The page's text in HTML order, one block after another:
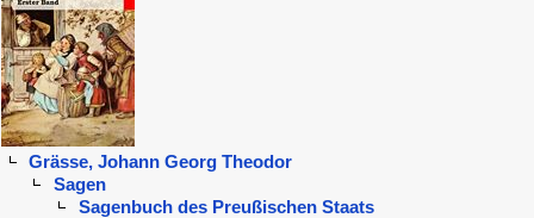
Grässe, Johann Georg Theodor
Sagen
Sagenbuch des Preußischen Staats